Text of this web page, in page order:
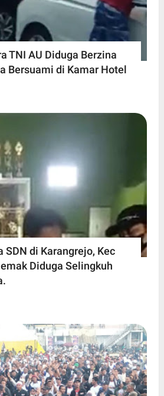
TNI AU Diduga Berzina
Bersuami di Kamar Hotel
SDN di Karangrejo, Kec
Diduga Selingkuh